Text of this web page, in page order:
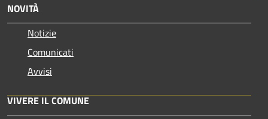
NOVITÀ
Notizie
Comunicati
Avvisi
VIVERE IL COMUNE